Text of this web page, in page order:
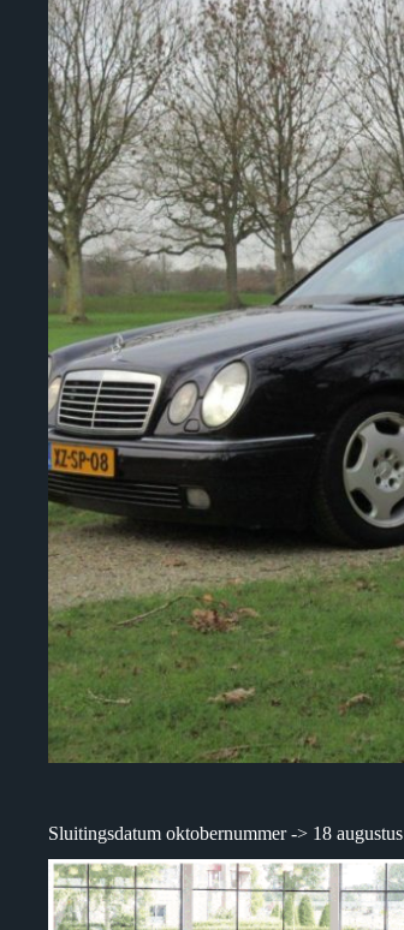
Sluitingsdatum oktobernummer -> 18 augustus